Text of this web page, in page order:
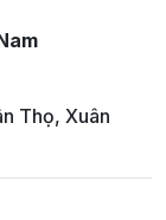
Thọ, Xuân